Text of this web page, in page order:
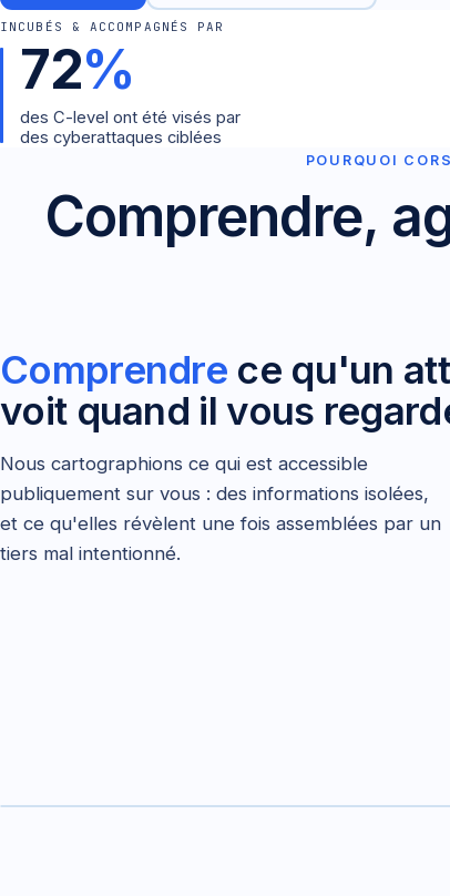
INCUBÉS & ACCOMPAGNÉS PAR
72%
des C-level ont été visés par
des cyberattaques ciblées
POURQUOI
Comprendre,
Comprendre ce qu'un
voit quand il vous
Nous cartographions ce qui est accessible
publiquement sur vous : des informations isolées,
et ce qu'elles révèlent une fois assemblées par un
tiers mal intentionné.